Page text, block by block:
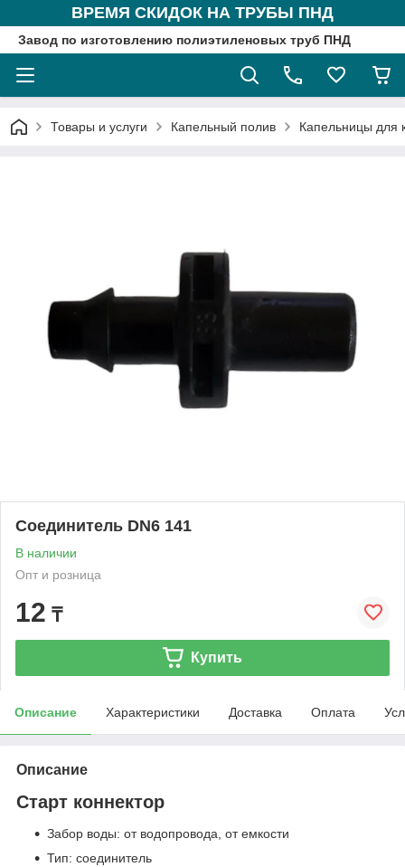
ВРЕМЯ СКИДОК НА ТРУБЫ ПНД
Завод по изготовлению полиэтиленовых труб ПНД
Товары и услуги Капельный полив Капельницы для
Соединитель DN6 141
В наличии
Опт и розница
12 ₸
Купить
Описание Характеристики Доставка Оплата
Описание
Старт коннектор
Забор воды: от водопровода, от емкости
Тип: соединитель